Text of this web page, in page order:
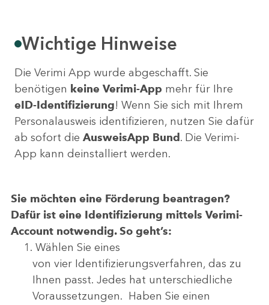
Wichtige Hinweise
Die Verimi App wurde abgeschafft. Sie
benötigen keine Verimi-App mehr für Ihre
eID-Identifizierung! Wenn Sie sich mit Ihrem
Personalausweis identifizieren, nutzen Sie dafür
ab sofort die AusweisApp Bund . Die Verimi-
App kann deinstalliert werden.
Sie möchten eine Förderung beantragen?
Dafür ist eine Identifizierung mittels Verimi-
Account notwendig. So geht’s:
Wählen Sie eines
von vier Identifizierungsverfahren, das zu
Ihnen passt. Jedes hat unterschiedliche
Voraussetzungen. Haben Sie einen